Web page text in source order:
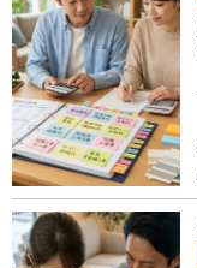
グ